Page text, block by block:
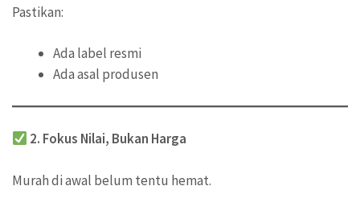
Pastikan:
Ada label resmi
Ada asal produsen
2. Fokus Nilai, Bukan Harga
Murah di awal belum tentu hemat.